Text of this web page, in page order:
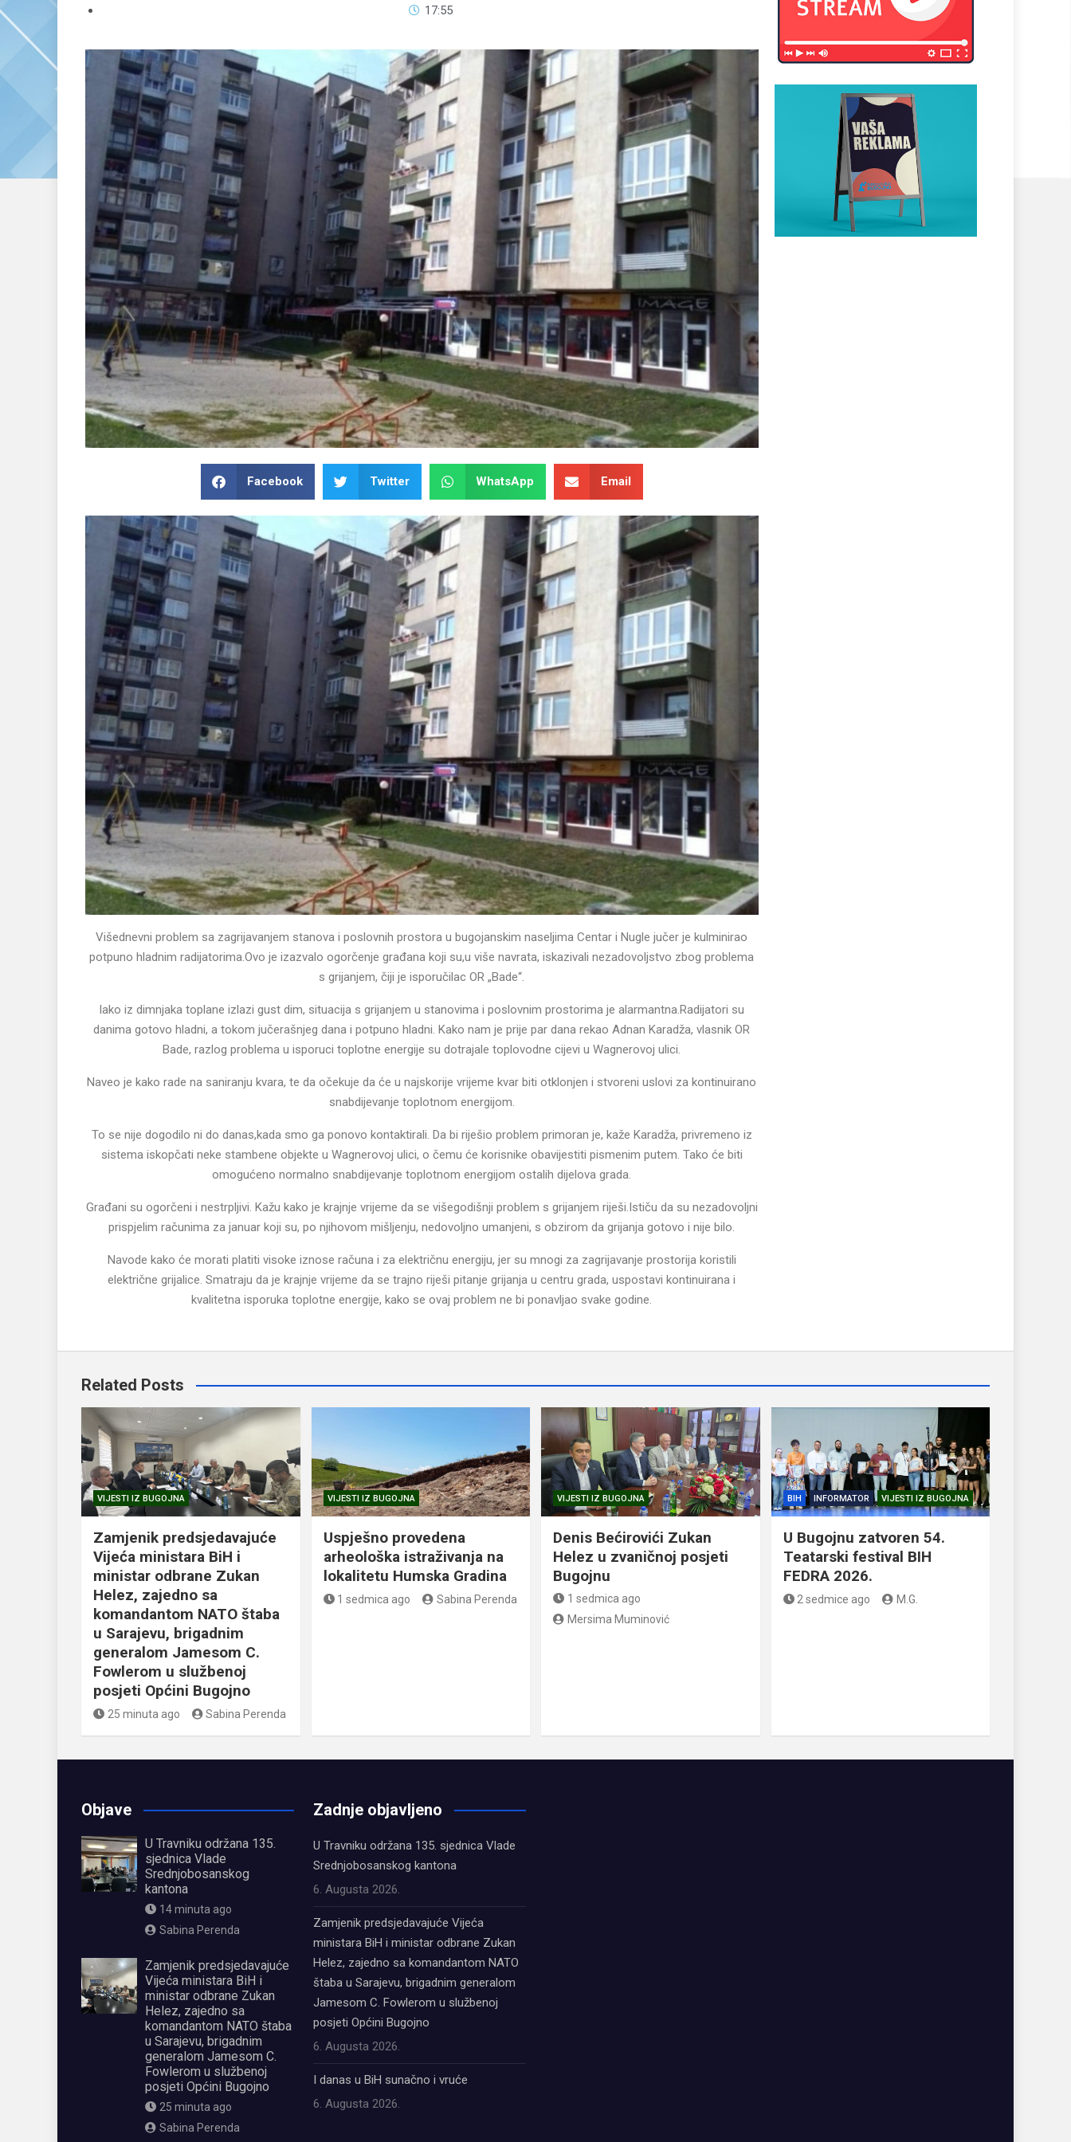
17:55
Facebook Twitter WhatsApp Email
Višednevni problem sa zagrijavanjem stanova i poslovnih prostora u bugojanskim naseljima Centar i Nugle jučer je kulminirao
potpuno hladnim radijatorima.Ovo je izazvalo ogorčenje građana koji su,u više navrata, iskazivali nezadovoljstvo zbog problema
s grijanjem, čiji je isporučilac OR „Bade“.
Iako iz dimnjaka toplane izlazi gust dim, situacija s grijanjem u stanovima i poslovnim prostorima je alarmantna.Radijatori su
danima gotovo hladni, a tokom jučerašnjeg dana i potpuno hladni. Kako nam je prije par dana rekao Adnan Karadža, vlasnik OR
Bade, razlog problema u isporuci toplotne energije su dotrajale toplovodne cijevi u Wagnerovoj ulici.
Naveo je kako rade na saniranju kvara, te da očekuje da će u najskorije vrijeme kvar biti otklonjen i stvoreni uslovi za kontinuirano
snabdijevanje toplotnom energijom.
To se nije dogodilo ni do danas,kada smo ga ponovo kontaktirali. Da bi riješio problem primoran je, kaže Karadža, privremeno iz
sistema iskopčati neke stambene objekte u Wagnerovoj ulici, o čemu će korisnike obavijestiti pismenim putem. Tako će biti
omogućeno normalno snabdijevanje toplotnom energijom ostalih dijelova grada.
Građani su ogorčeni i nestrpljivi. Kažu kako je krajnje vrijeme da se višegodišnji problem s grijanjem riješi.Ističu da su nezadovoljni
prispjelim računima za januar koji su, po njihovom mišljenju, nedovoljno umanjeni, s obzirom da grijanja gotovo i nije bilo.
Navode kako će morati platiti visoke iznose računa i za električnu energiju, jer su mnogi za zagrijavanje prostorija koristili
električne grijalice. Smatraju da je krajnje vrijeme da se trajno riješi pitanje grijanja u centru grada, uspostavi kontinuirana i
kvalitetna isporuka toplotne energije, kako se ovaj problem ne bi ponavljao svake godine.
Related Posts
VIJESTI IZ BUGOJNA
Zamjenik predsjedavajuće
Vijeća ministara BiH i
ministar odbrane Zukan
Helez, zajedno sa
komandantom NATO štaba
u Sarajevu, brigadnim
generalom Jamesom C.
Fowlerom u službenoj
posjeti Općini Bugojno
25 minuta ago Sabina Perenda
VIJESTI IZ BUGOJNA
Uspješno provedena
arheološka istraživanja na
lokalitetu Humska Gradina
1 sedmica ago Sabina Perenda
VIJESTI IZ BUGOJNA
Denis Bećirovići Zukan
Helez u zvaničnoj posjeti
Bugojnu
1 sedmica ago
Mersima Muminović
BIH INFORMATOR VIJESTI IZ BUGOJNA
U Bugojnu zatvoren 54.
Teatarski festival BIH
FEDRA 2026.
2 sedmice ago M.G.
Objave
U Travniku održana 135.
sjednica Vlade
Srednjobosanskog
kantona
14 minuta ago
Sabina Perenda
Zamjenik predsjedavajuće
Vijeća ministara BiH i
ministar odbrane Zukan
Helez, zajedno sa
komandantom NATO štaba
u Sarajevu, brigadnim
generalom Jamesom C.
Fowlerom u službenoj
posjeti Općini Bugojno
25 minuta ago
Sabina Perenda
Zadnje objavljeno
U Travniku održana 135. sjednica Vlade
Srednjobosanskog kantona
6. Augusta 2026.
Zamjenik predsjedavajuće Vijeća
ministara BiH i ministar odbrane Zukan
Helez, zajedno sa komandantom NATO
štaba u Sarajevu, brigadnim generalom
Jamesom C. Fowlerom u službenoj
posjeti Općini Bugojno
6. Augusta 2026.
I danas u BiH sunačno i vruće
6. Augusta 2026.